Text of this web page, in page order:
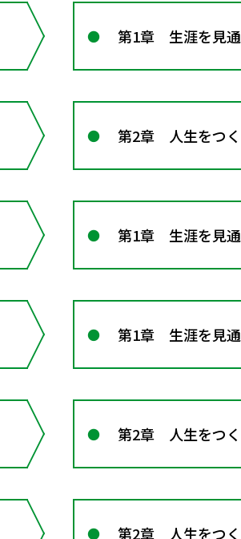
第1章 生涯を見
第2章 人生をつ
第1章 生涯を見
第1章 生涯を見
第2章 人生をつ
第2章 人生をつ